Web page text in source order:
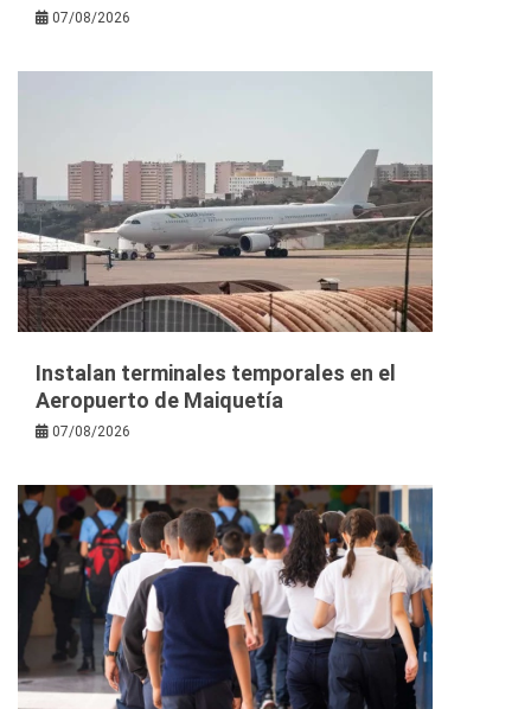
07/08/2026
Instalan terminales temporales en el
Aeropuerto de Maiquetía
07/08/2026